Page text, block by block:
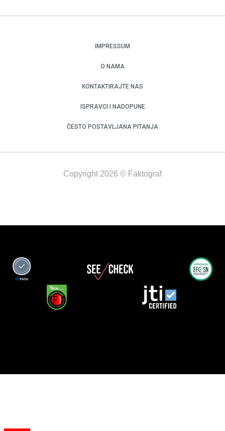
IMPRESSUM
O NAMA
KONTAKTIRAJTE NAS
ISPRAVCI I NADOPUNE
ČESTO POSTAVLJANA PITANJA
Copyright 2026 © Faktograf